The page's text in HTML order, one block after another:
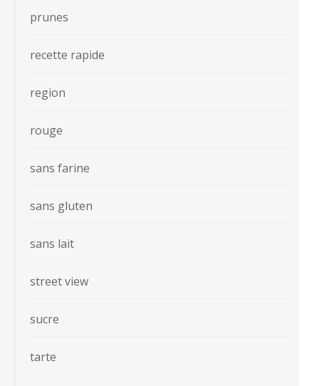
prunes
recette rapide
region
rouge
sans farine
sans gluten
sans lait
street view
sucre
tarte